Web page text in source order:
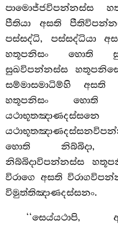
පාමොජ්ජවිපන්නස්ස
පීතියා අසති
පස්සද්ධි, පස්සද්ධියා
හතූපනිසං හොති
සුඛවිපන්නස්ස
සම්මාසමාධිම්හි අසති
හතූපනිසං හොති
හොති නිබ්බිදා,
නිබ්බිදාවිපන්නස්ස
විරාගෙ අසති
විමුත්තිඤාණදස්සනං.